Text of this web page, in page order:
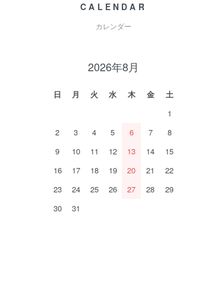
CALENDAR
カレンダー
2026年8月
日 月 火 水 木 金
土
1
2
3 4 5 6 7
8
9
10 11 12 13 14
15
16
17 18 19 20 21
22
23
24 25 26 27 28
29
30
31